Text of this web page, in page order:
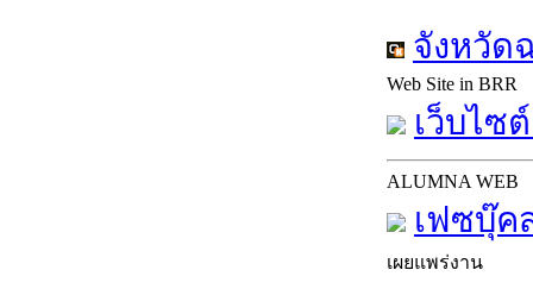
จังหวัด
Web Site in BRR
เว็บไซ
ALUMNA WEB
เฟซบุ๊ค
เผยแพร่งาน